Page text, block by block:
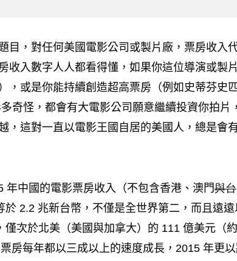
目，對任何美國電影公司或製片廠，票房收入
收入數字人人都看得懂，如果你這位導演或製片
，或是你能持續創造超高票房（例如史蒂芬史
奇怪，都會有大電影公司願意繼續投資你拍片
，這對一直以電影王國自居的美國人，總是會
年中國的電影票房收入（不包含香港、澳門與台
於 2.2 兆新台幣，不僅是全世界第二，而且遠遠
次於北美（美國與加拿大）的 111 億美元（
房每年都以三成以上的速度成長，2015 年更